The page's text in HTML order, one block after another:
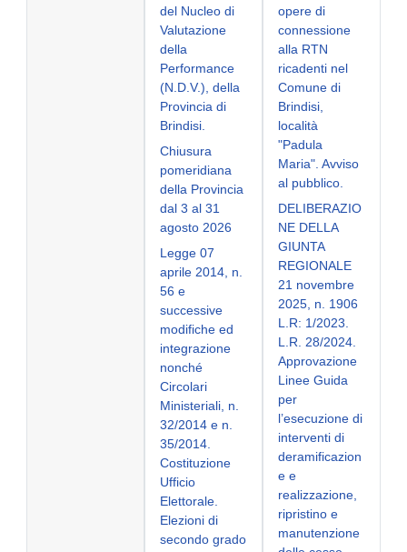
del Nucleo di
Valutazione
della
Performance
(N.D.V.), della
Provincia di
Brindisi.
Chiusura
pomeridiana
della Provincia
dal 3 al 31
agosto 2026
Legge 07
aprile 2014, n.
56 e
successive
modifiche ed
integrazione
nonché
Circolari
Ministeriali, n.
32/2014 e n.
35/2014.
Costituzione
Ufficio
Elettorale.
Elezioni di
secondo grado
opere di
connessione
alla RTN
ricadenti nel
Comune di
Brindisi,
località
"Padula
Maria". Avviso
al pubblico.
DELIBERAZIO
NE DELLA
GIUNTA
REGIONALE
21 novembre
2025, n. 1906
L.R: 1/2023.
L.R. 28/2024.
Approvazione
Linee Guida
per
l’esecuzione di
interventi di
deramificazion
e e
realizzazione,
ripristino e
manutenzione